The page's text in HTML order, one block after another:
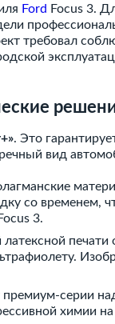
Ford Focus 3.
требовал
. Это
вид
со временем,
3.
печати
премиум-серии
химии